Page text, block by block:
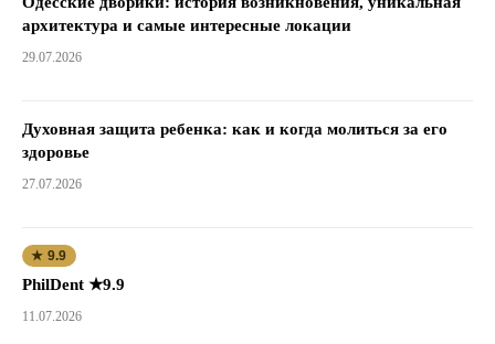
архитектура и самые интересные локации
29.07.2026
Духовная защита ребенка: как и когда молиться за его
здоровье
27.07.2026
★ 9.9
PhilDent ★9.9
11.07.2026